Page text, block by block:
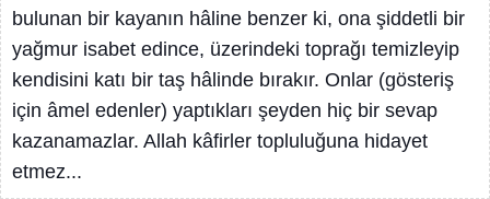
bulunan bir kayanın hâline benzer ki, ona şiddetli bir
yağmur isabet edince, üzerindeki toprağı temizleyip
kendisini katı bir taş hâlinde bırakır. Onlar (gösteriş
için âmel edenler) yaptıkları şeyden hiç bir sevap
kazanamazlar. Allah kâfirler topluluğuna hidayet
etmez...